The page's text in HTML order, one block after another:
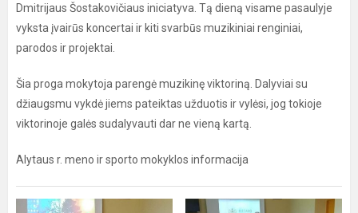
Dmitrijaus Šostakovičiaus iniciatyva. Tą dieną visame pasaulyje
vyksta įvairūs koncertai ir kiti svarbūs muzikiniai renginiai,
parodos ir projektai.
Šia proga mokytoja parengė muzikinę viktoriną. Dalyviai su
džiaugsmu vykdė jiems pateiktas užduotis ir vylėsi, jog tokioje
viktorinoje galės sudalyvauti dar ne vieną kartą.
Alytaus r. meno ir sporto mokyklos informacija